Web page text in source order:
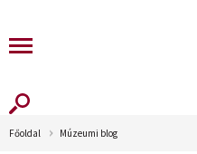
Főoldal Múzeumi blog